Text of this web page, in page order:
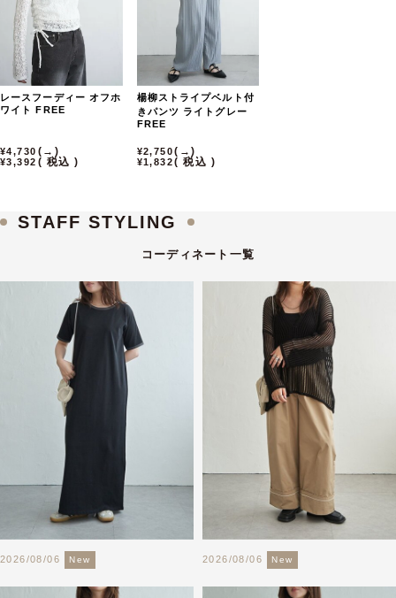
レースフーディー オフホ
ワイト
FREE
4,730 →
3,392 税込
楊柳ストライプベルト付
きパンツ ライトグレー
FREE
2,750 →
1,832 税込
STAFF STYLING
コーディネート一覧
2026/08/06 New 2026/08/06 New